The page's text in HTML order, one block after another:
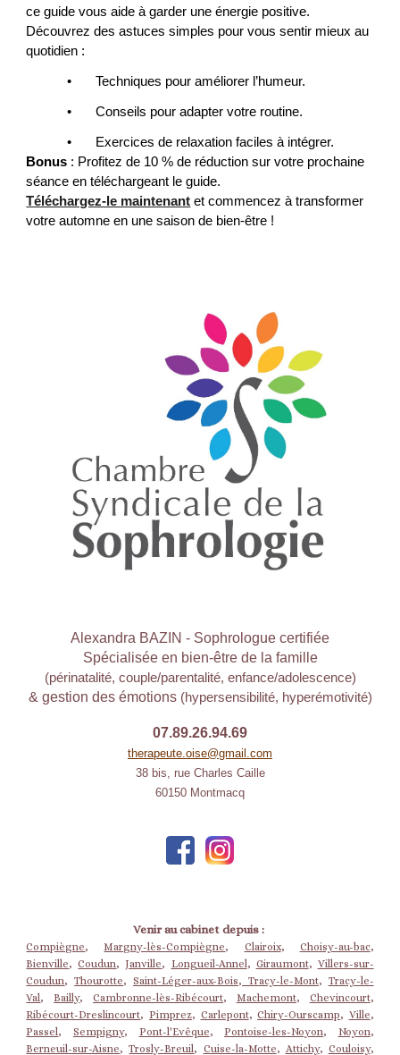
ce guide vous aide à garder une énergie positive.
Découvrez des astuces simples pour vous sentir mieux au
quotidien :
• Techniques pour améliorer l’humeur.
• Conseils pour adapter votre routine.
•
Exercices de relaxation faciles à intégrer.
Bonus : Profitez de 10 % de réduction sur votre prochaine
séance en téléchargeant le guide.
Téléchargez-le maintenant et commencez à transformer
votre automne en une saison de bien-être !
Alexandra BAZIN - Sophrologue certifiée
Spécialisée en bien-être de la famille
(périnatalité, couple/parentalité, enfance/adolescence)
& gestion des émotions (hypersensibilité, hyperémotivité)
07.89.26.94.69
therapeute.oise@gmail.com
38 bis, rue Charles Caille
60150 Montmacq
Venir au cabinet depuis :
Compiègne,Margny-lès-Compiègne, Clairoix, Choisy-au-bac,
Bienville,Coudun, Janville, Longueil-Annel, Giraumont, Villers-sur-
Coudun,Thourotte,Saint-Léger-aux-Bois, Tracy-le-Mont, Tracy-le-
Val, Bailly,Cambronne-lès-Ribécourt, Machemont, Chevincourt,
Ribécourt-Dreslincourt, Pimprez, Carlepont,Chiry-Ourscamp, Ville,
Passel, Sempigny, Pont-l'Evêque, Pontoise-les-Noyon, Noyon,
Berneuil-sur-Aisne,Trosly-Breuil, Cuise-la-Motte, Attichy, Couloisy,